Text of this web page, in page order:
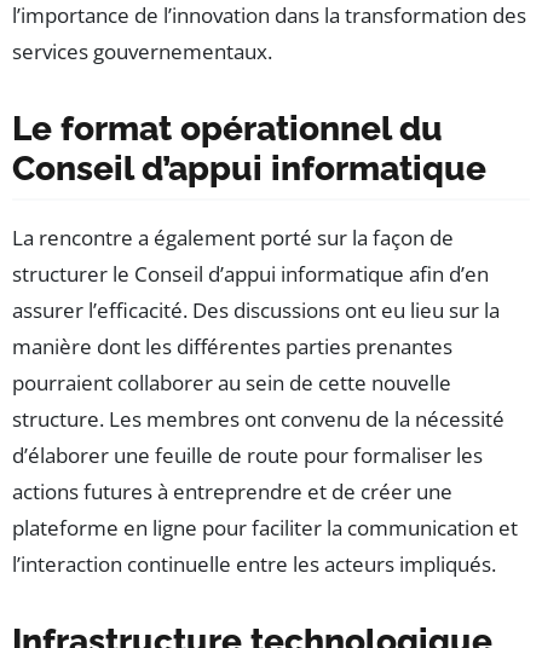
l’importance de l’innovation dans la transformation des
services gouvernementaux.
Le format opérationnel du
Conseil d’appui informatique
La rencontre a également porté sur la façon de
structurer le Conseil d’appui informatique afin d’en
assurer l’efficacité. Des discussions ont eu lieu sur la
manière dont les différentes parties prenantes
pourraient collaborer au sein de cette nouvelle
structure. Les membres ont convenu de la nécessité
d’élaborer une feuille de route pour formaliser les
actions futures à entreprendre et de créer une
plateforme en ligne pour faciliter la communication et
l’interaction continuelle entre les acteurs impliqués.